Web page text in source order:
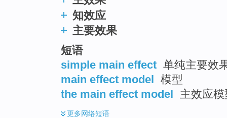
知效应
主要效果
短语
simple main effect 单纯主要效
main effect model 模型
the main effect model 主效应
更多网络短语